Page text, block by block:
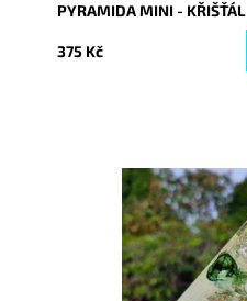
PYRAMIDA MINI - KŘIŠŤÁL
375 Kč
Dostupnost:
Vyprodáno
9346